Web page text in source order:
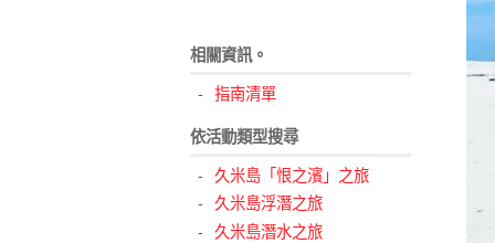
相關資訊。
指南清單
依活動類型搜尋
久米島「恨之濱」之旅
久米島浮潛之旅
久米島潛水之旅